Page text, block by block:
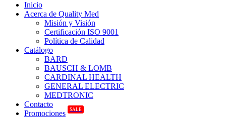
Inicio
Acerca de Quality Med
Misión y Visión
Certificación ISO 9001
Política de Calidad
Catálogo
BARD
BAUSCH & LOMB
CARDINAL HEALTH
GENERAL ELECTRIC
MEDTRONIC
Contacto
Promociones
SALE